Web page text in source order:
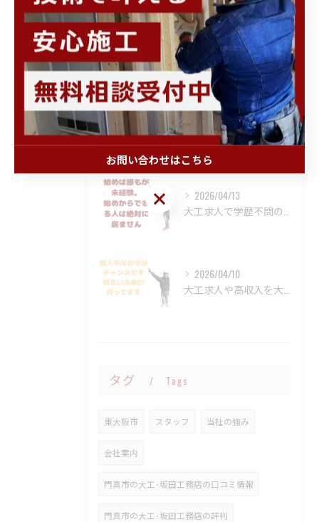
最近の投稿 Recent Posts
2026/04/25
2026/04/13
2026/04/10
タグ Tags
東大阪市 スタッフ 当社の強み
会社案内
門真市の大工･坂田工務店の口コミ情報
門真市の大工･坂田工務店の評判
お問い合わせはこちら
お問い合わせはこちら